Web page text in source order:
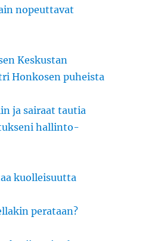
nopeuttavat
Keskustan
Honkosen puheista
ja sairaat tautia
hallinto-
kuolleisuutta
perataan?